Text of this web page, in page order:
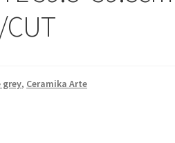
grey, Ceramika Arte